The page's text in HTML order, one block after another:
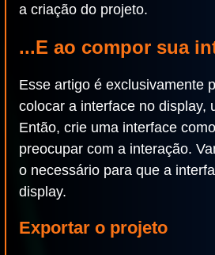
a criação do projeto.
...E ao compor sua
Esse artigo é exclusivamente
colocar a interface no display,
Então, crie uma interface
preocupar com a interação.
o necessário para que a
display.
Exportar o projeto